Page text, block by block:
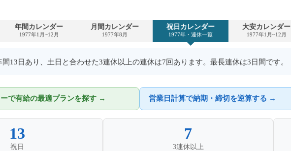
年間カレンダー
1977年1月~12月
月間カレンダー
1977年8月
祝日カレンダー
1977年・連休一覧
大安カレンダー
1977年1月~12月
13日あり、土日と合わせた3連休以上の連休は7回あります。最長連休は3日間です。
で有給の最適プランを探す → 営業日計算で納期・締切を逆算する →
13
祝日
7
3連休以上